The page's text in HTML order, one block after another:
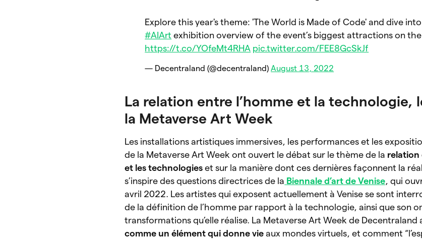
Explore this year's theme: 'The World is Made of Code' and dive
#AIArt exhibition overview of the event’s biggest attractions on the
https://t.co/YOfeMt4RHA pic.twitter.com/FEE8GcSkJf
— Decentraland (@decentraland)August 13, 2022
La relation entre l’homme et la technologie,
la Metaverse Art Week
Les installations artistiques immersives, les performances et les
de la Metaverse Art Week ont ouvert le débat sur le thème de la relation
et les technologieset sur la manière dont ces dernières façonnent la
s’inspire des questions directrices de la Biennale d’art de Venise, qui
avril 2022. Les artistes qui exposent actuellement à Venise se sont
de la définition de l’homme par rapport à la technologie, ainsi que son
transformations qu’elle réalise. La Metaverse Art Week de Decentraland
comme un élément qui donne vie aux mondes virtuels, et comment